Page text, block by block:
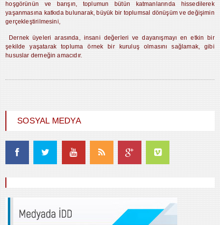
hoşgörünün ve barışın, toplumun bütün katmanlarında hissedilerek
yaşanmasına katkıda bulunarak, büyük bir toplumsal dönüşüm ve değişimin
gerçekleştirilmesini,
Dernek üyeleri arasında, insani değerleri ve dayanışmayı en etkin bir
şekilde yaşatarak topluma örnek bir kuruluş olmasını sağlamak, gibi
hususlar derneğin amacıdır.
SOSYAL MEDYA